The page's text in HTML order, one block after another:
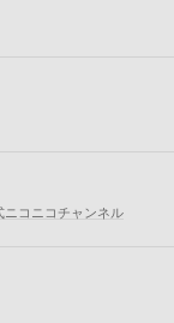
ニコニコチャンネル